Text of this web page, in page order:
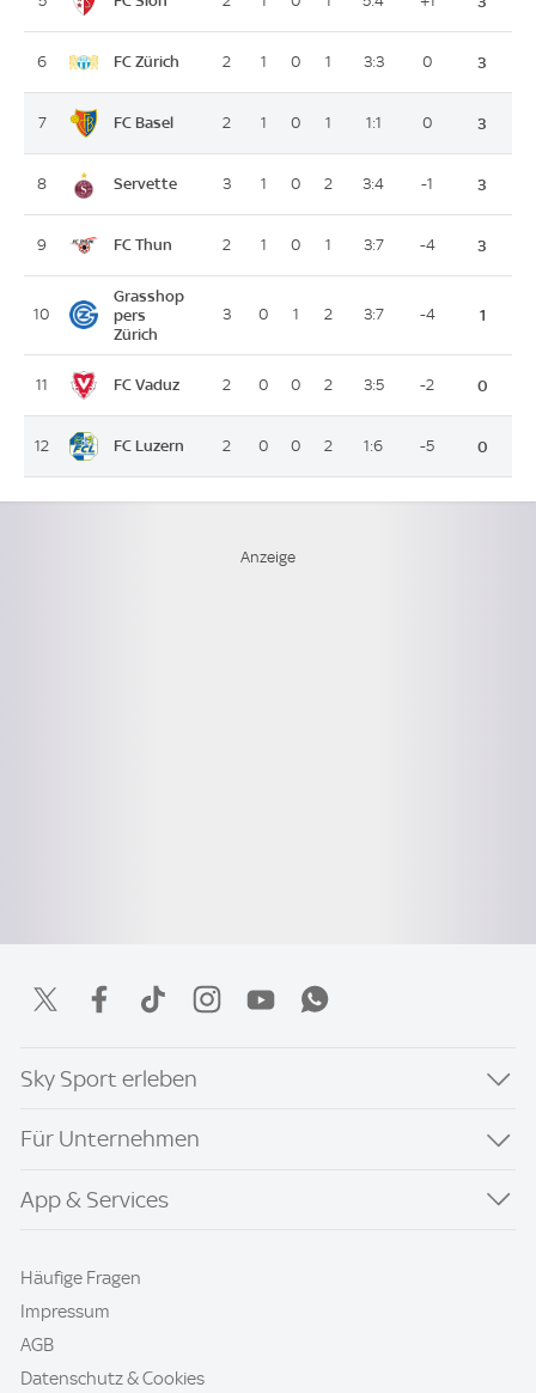
6 FC Zürich 2 1 0 1 3:3 0 3
7 FC Basel 2 1 0 1 1:1 0 3
8 Servette 3 1 0 2 3:4 -1 3
9 FC Thun 2 1 0 1 3:7 -4 3
10
Grasshop
pers
Zürich
3 0 1 2 3:7 -4 1
11 FC Vaduz 2 0 0 2 3:5 -2 0
12 FC Luzern 2 0 0 2 1:6 -5 0
Sky Sport erleben
Für Unternehmen
App & Services
Häufige Fragen
Impressum
AGB
Datenschutz & Cookies